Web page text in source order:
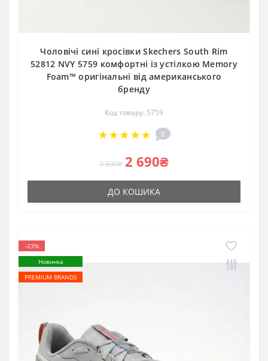
Чоловічі сині кросівки Skechers South Rim
52812 NVY 5759 комфортні із устілкою Memory
Foam™ оригінальні від американського
бренду
Код товару: 5759
2
3 690₴ 2 690₴
ДО КОШИКА
-23%
Новинка
PREMIUM BRANDS